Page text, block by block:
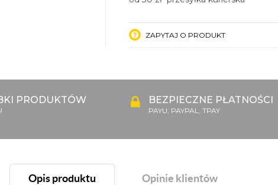
ZAPYTAJ O PRODUKT
PRODUKTÓW BEZPIECZNE PŁATNOŚCI
PAYU, PAYPAL, TPAY
Opis produktu Opinie klientów